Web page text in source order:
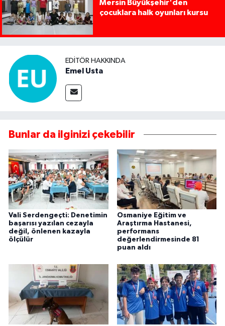
Mersin Büyükşehir'den
çocuklara halk oyunları kursu
EDITÖR HAKKINDA
Emel Usta
Bunlar da ilginizi çekebilir
Vali Serdengeçti: Denetimin
başarısı yazılan cezayla
değil, önlenen kazayla
ölçülür
Osmaniye Eğitim ve
Araştırma Hastanesi,
performans
değerlendirmesinde 81
puan aldı